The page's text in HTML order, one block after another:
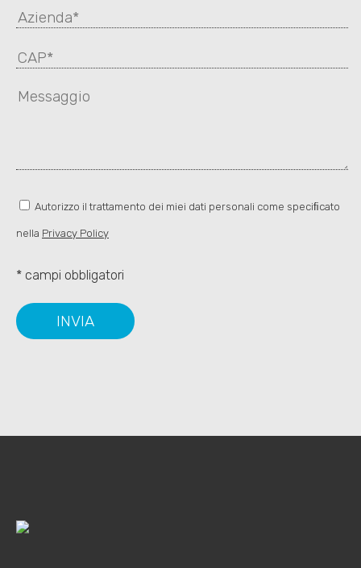
Autorizzo il trattamento dei miei dati personali come speciﬁcato
nella Privacy Policy
* campi obbligatori